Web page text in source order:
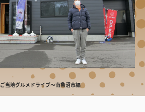
ご当地グルメドライブ〜南魚沼市編